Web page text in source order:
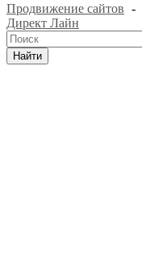
Продвижение сайтов -
Директ Лайн
Найти